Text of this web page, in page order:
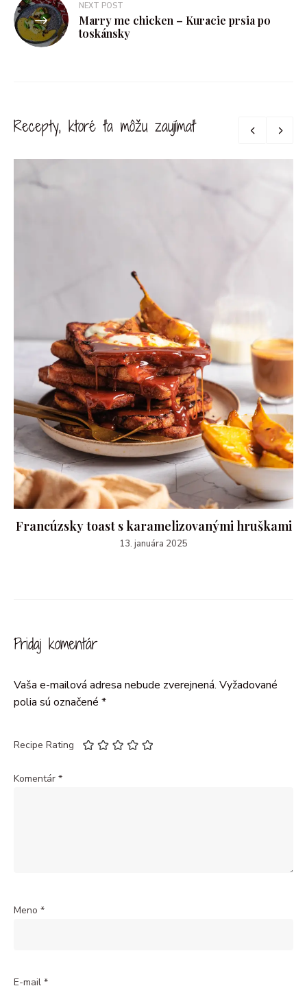
NEXT POST
Marry me chicken – Kuracie prsia po
toskánsky
Recepty, ktoré ťa môžu zaujímať
Francúzsky toast s karamelizovanými hruškami
13. januára 2025
Pridaj komentár
Vaša e-mailová adresa nebude zverejnená. Vyžadované
polia sú označené *
Recipe Rating
Komentár *
Meno *
E-mail *